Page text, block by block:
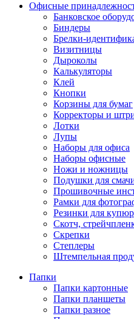
Офисные
Банковское
Биндеры
Брелки-
Визитницы
Дыроколы
Калькуляторы
Клей
Кнопки
Корзины для бумаг
Корректоры и
Лотки
Лупы
Наборы для офиса
Наборы офисные
Ножи и ножницы
Подушки для
Прошивочные
Рамки для
Резинки для купюр
Скотч,
Скрепки
Степлеры
Штемпельная
Папки
Папки картонные
Папки планшеты
Папки разное